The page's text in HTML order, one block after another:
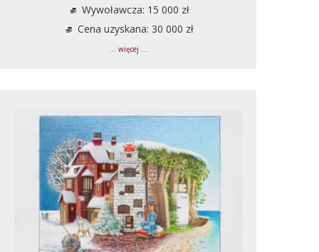
Wywoławcza: 15 000 zł
Cena uzyskana: 30 000 zł
... więcej ...